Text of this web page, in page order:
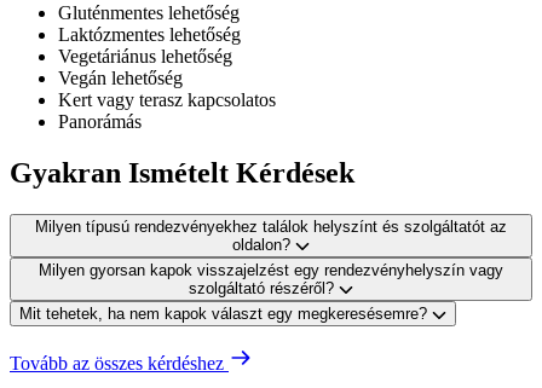
Gluténmentes lehetőség
Laktózmentes lehetőség
Vegetáriánus lehetőség
Vegán lehetőség
Kert vagy terasz kapcsolatos
Panorámás
Gyakran Ismételt Kérdések
Milyen típusú rendezvényekhez találok helyszínt és szolgáltatót az
oldalon?
Milyen gyorsan kapok visszajelzést egy rendezvényhelyszín vagy
szolgáltató részéről?
Mit tehetek, ha nem kapok választ egy megkeresésemre?
Tovább az összes kérdéshez